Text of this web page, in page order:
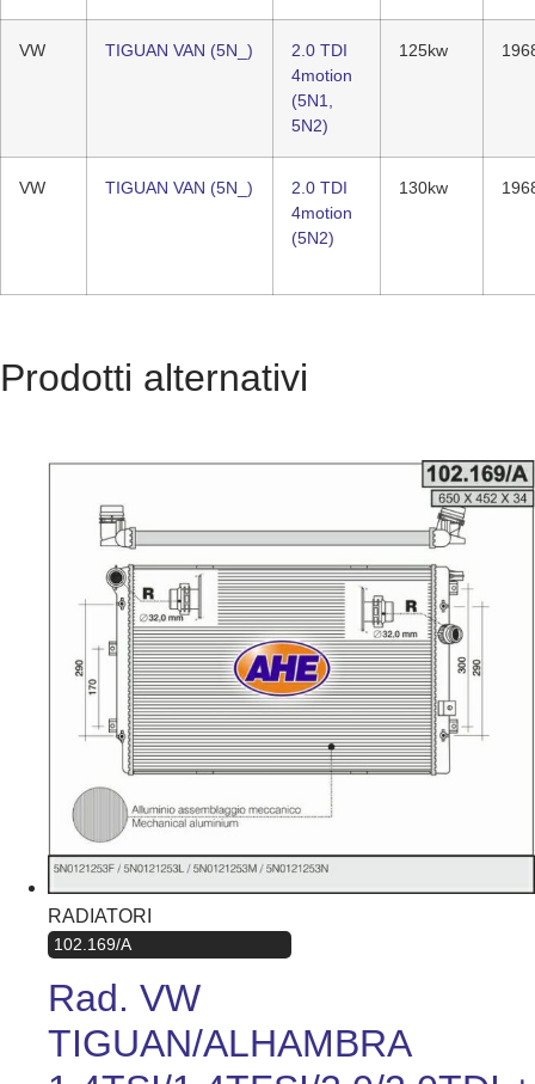
VW TIGUAN VAN (5N_)
2.0 TDI
4motion
(5N1,
5N2)
125kw
VW TIGUAN VAN (5N_)
2.0 TDI
4motion
(5N2)
130kw
Prodotti alternativi
RADIATORI
102.169/A
Rad. VW
TIGUAN/ALHAMBRA